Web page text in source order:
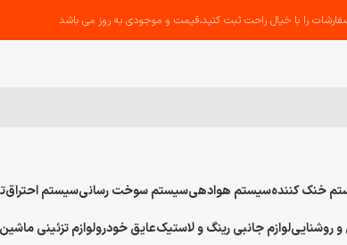
را با خیال راحت ثبت کنید،قیمت و موجودی به روز می باشد
خنک کنندهسیستم هوادهیسیستم سوخت رسانیسیستم احتراق
روشناییلوازم جانبی رینگ و لاستیکعایق خودرولوازم تزئینی ماشین